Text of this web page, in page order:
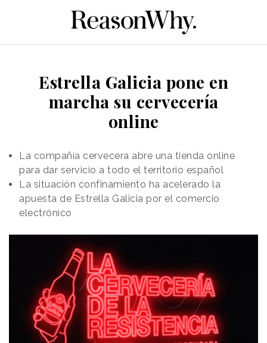
Estrella Galicia pone en
marcha su cervecería
online
La compañía cervecera abre una tienda online
para dar servicio a todo el territorio español
La situación confinamiento ha acelerado la
apuesta de Estrella Galicia por el comercio
electrónico